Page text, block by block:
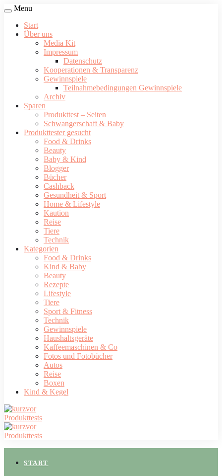
Menu
Start
Über uns
Media Kit
Impressum
Datenschutz
Kooperationen & Transparenz
Gewinnspiele
Teilnahmebedingungen Gewinnspiele
Archiv
Sparen
Produkttest – Seiten
Schwangerschaft & Baby
Produkttester gesucht
Food & Drinks
Beauty
Baby & Kind
Blogger
Bücher
Cashback
Gesundheit & Sport
Home & Lifestyle
Kaution
Reise
Tiere
Technik
Kategorien
Food & Drinks
Kind & Baby
Beauty
Rezepte
Lifestyle
Tiere
Sport & Fitness
Technik
Gewinnspiele
Haushaltsgeräte
Kaffeemaschinen & Co
Fotos und Fotobücher
Autos
Reise
Boxen
Kind & Kegel
START